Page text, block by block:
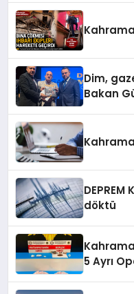
Dim,
Bakan
döktü
5 Ayrı